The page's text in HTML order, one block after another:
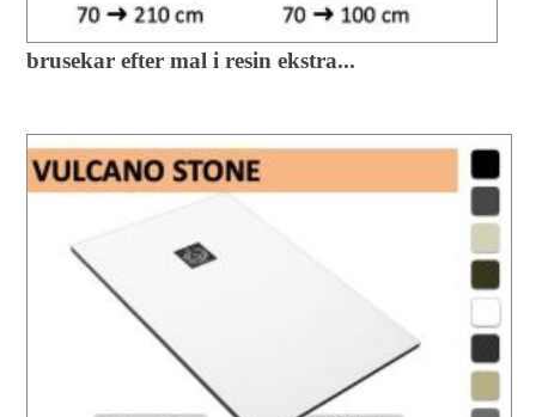
brusekar efter mal i resin ekstra...